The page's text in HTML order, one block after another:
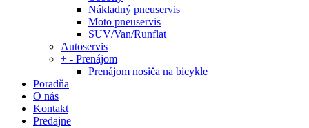
Nákladný pneuservis
Moto pneuservis
SUV/Van/Runflat
Autoservis
+ - Prenájom
Prenájom nosiča na bicykle
Poradňa
O nás
Kontakt
Predajne